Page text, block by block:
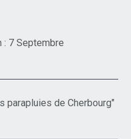
: 7 Septembre
parapluies de Cherbourg"